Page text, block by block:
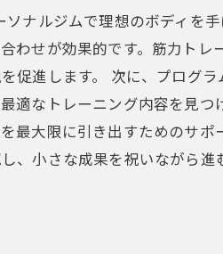
ナルジムで理想のボディを
わせが効果的です。筋力ト
促進します。 次に、プログ
適なトレーニング内容を見
最大限に引き出すためのサ
小さな成果を祝いながら進